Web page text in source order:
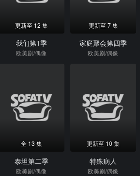
更新至 12 集
我们第1季
欧美剧/偶像
更新至 7 集
家庭聚会第四季
欧美剧/偶像
全 13 集
泰坦第二季
欧美剧/偶像
更新至 10 集
特殊病人
欧美剧/偶像